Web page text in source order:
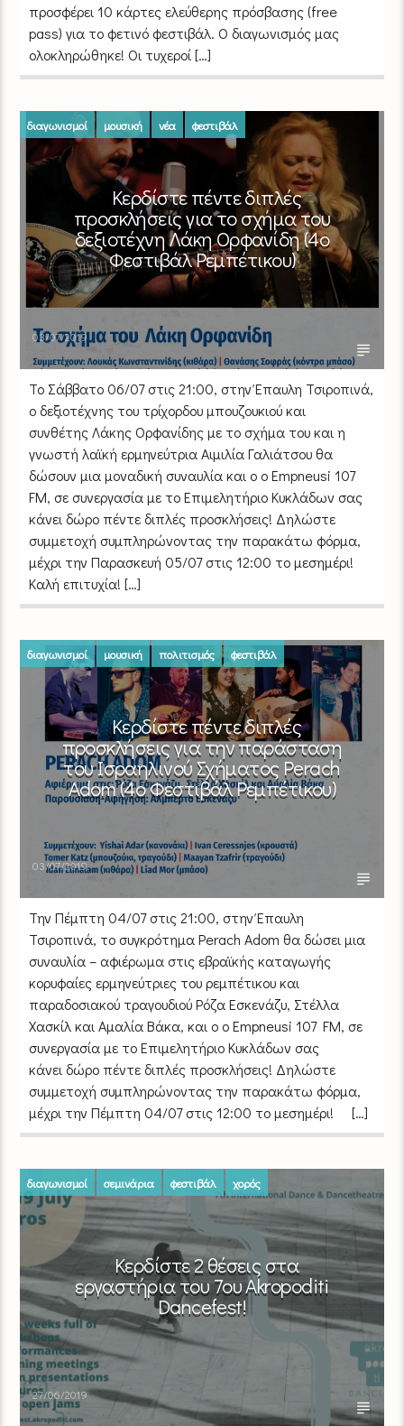
προσφέρει 10 κάρτες ελεύθερης πρόσβασης (free
pass) για το φετινό φεστιβάλ. Ο διαγωνισμός μας
ολοκληρώθηκε! Οι τυχεροί […]
διαγωνισμοί μουσική νέα φεστιβάλ
Κερδίστε πέντε διπλές
προσκλήσεις για το σχήμα του
δεξιοτέχνη Λάκη Ορφανίδη (4ο
Φεστιβάλ Ρεμπέτικου)
03/07/2019
Το Σάββατο 06/07 στις 21:00, στην Έπαυλη Τσιροπινά,
ο δεξιοτέχνης του τρίχορδου μπουζουκιού και
συνθέτης Λάκης Ορφανίδης με το σχήμα του και η
γνωστή λαϊκή ερμηνεύτρια Αιμιλία Γαλιάτσου θα
δώσουν μια μοναδική συναυλία και ο ο Empneusi 107
FM, σε συνεργασία με το Επιμελητήριο Κυκλάδων σας
κάνει δώρο πέντε διπλές προσκλήσεις! Δηλώστε
συμμετοχή συμπληρώνοντας την παρακάτω φόρμα,
μέχρι την Παρασκευή 05/07 στις 12:00 το μεσημέρι!
Καλή επιτυχία! […]
διαγωνισμοί μουσική πολιτισμός φεστιβάλ
Κερδίστε πέντε διπλές
προσκλήσεις για την παράσταση
του Ισραηλινού Σχήματος Perach
Adom (4ο Φεστιβάλ Ρεμπέτικου)
03/07/2019
Την Πέμπτη 04/07 στις 21:00, στην Έπαυλη
Τσιροπινά, το συγκρότημα Perach Adom θα δώσει μια
συναυλία – αφιέρωμα στις εβραϊκής καταγωγής
κορυφαίες ερμηνεύτριες του ρεμπέτικου και
παραδοσιακού τραγουδιού Ρόζα Εσκενάζυ, Στέλλα
Χασκίλ και Αμαλία Βάκα, και ο ο Empneusi 107 FM, σε
συνεργασία με το Επιμελητήριο Κυκλάδων σας
κάνει δώρο πέντε διπλές προσκλήσεις! Δηλώστε
συμμετοχή συμπληρώνοντας την παρακάτω φόρμα,
μέχρι την Πέμπτη 04/07 στις 12:00 το μεσημέρι! […]
διαγωνισμοί σεμινάρια φεστιβάλ χορός
Κερδίστε 2 θέσεις στα
εργαστήρια του 7ου Akropoditi
Dancefest!
27/06/2019